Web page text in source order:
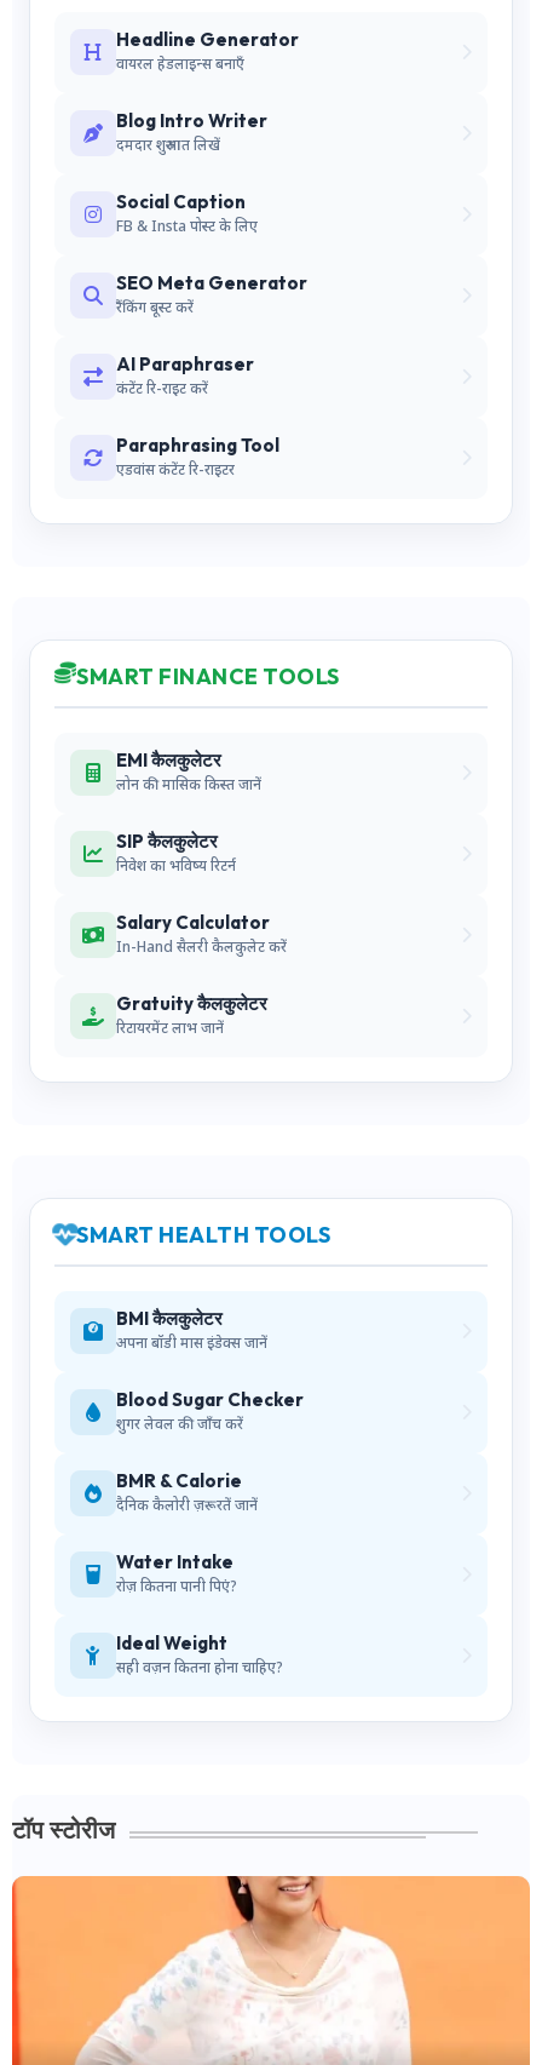
Headline Generator
वायरल हेडलाइन्स बनाएँ
Blog Intro Writer
दमदार शुरुआत लिखें
Social Caption
FB & Insta पोस्ट के लिए
SEO Meta Generator
रैंकिंग बूस्ट करें
AI Paraphraser
कंटेंट रि-राइट करें
Paraphrasing Tool
एडवांस कंटेंट रि-राइटर
SMART FINANCE TOOLS
EMI कैलकुलेटर
लोन की मासिक किस्त जानें
SIP कैलकुलेटर
निवेश का भविष्य रिटर्न
Salary Calculator
In-Hand सैलरी कैलकुलेट करें
Gratuity कैलकुलेटर
रिटायरमेंट लाभ जानें
SMART HEALTH TOOLS
BMI कैलकुलेटर
अपना बॉडी मास इंडेक्स जानें
Blood Sugar Checker
शुगर लेवल की जाँच करें
BMR & Calorie
दैनिक कैलोरी ज़रूरतें जानें
Water Intake
रोज़ कितना पानी पिएं?
Ideal Weight
सही वज़न कितना होना चाहिए?
टॉप स्टोरीज